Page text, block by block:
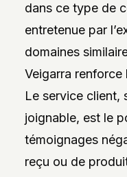
dans ce type de
entretenue par
domaines
Veigarra renforce
Le service client,
joignable, est le
témoignages
reçu ou de